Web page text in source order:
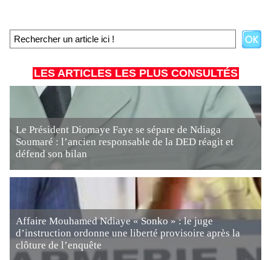
LES ARTICLES LES PLUS CONSULTÉS
Le Président Diomaye Faye se sépare de Ndiaga
Soumaré : l’ancien responsable de la DED réagit et
défend son bilan
Affaire Mouhamed Ndiaye « Sonko » : le juge
d’instruction ordonne une liberté provisoire après la
clôture de l’enquête